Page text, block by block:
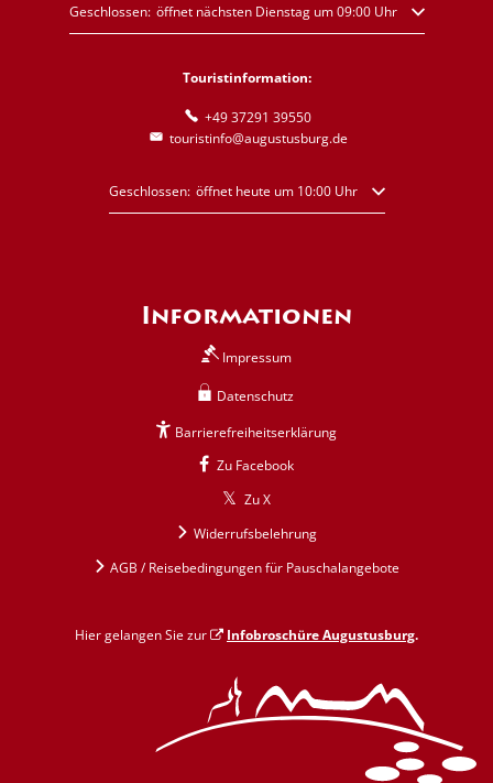
Klicken, um weitere Öffnungs- oder Schließzeiten auszublenden
Geschlossen: öffnet nächsten Dienstag um 09:00 Uhr
Touristinformation:
+49 37291 39550
touristinfo@augustusburg.de
Klicken, um weitere Öffnungs- oder Schließzeiten
Geschlossen: öffnet heute um 10:00 Uhr
Informationen
Impressum
Datenschutz
Barrierefreiheitserklärung
Zu Facebook
Zu X
Widerrufsbelehrung
AGB / Reisebedingungen für Pauschalangebote
Hier gelangen Sie zur Infobroschüre Augustusburg.